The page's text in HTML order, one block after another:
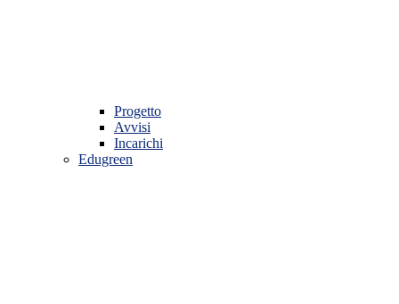
Progetto
Avvisi
Incarichi
Edugreen